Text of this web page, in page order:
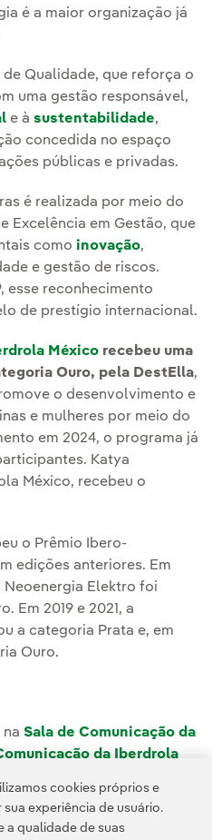
é a maior organização já
Qualidade, que reforça o
uma gestão responsável,
e à sustentabilidade,
concedida no espaço
públicas e privadas.
é realizada por meio do
Excelência em Gestão, que
como inovação,
e gestão de riscos.
esse reconhecimento
de prestígio internacional.
México recebeu uma
Ouro, pela DestElla,
o desenvolvimento e
e mulheres por meio do
em 2024, o programa já
Katya
México, recebeu o
o Prêmio Ibero-
edições anteriores. Em
Neoenergia Elektro foi
Em 2019 e 2021, a
a categoria Prata e, em
Ouro.
Sala de Comunicação da
da Iberdrola
cookies próprios e
experiência de usuário.
a qualidade de suas